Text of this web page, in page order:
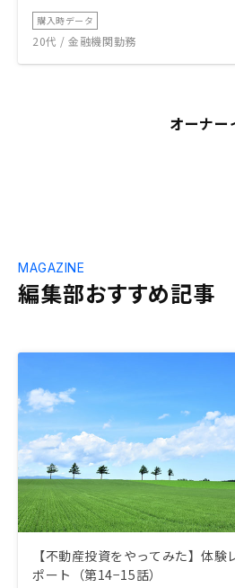
購入時データ
20代 / 金融機関勤務
オーナー
編集部おすすめ記事
MAGAZINE
【不動産投資をやってみた】体験
ポート（第14−15話）